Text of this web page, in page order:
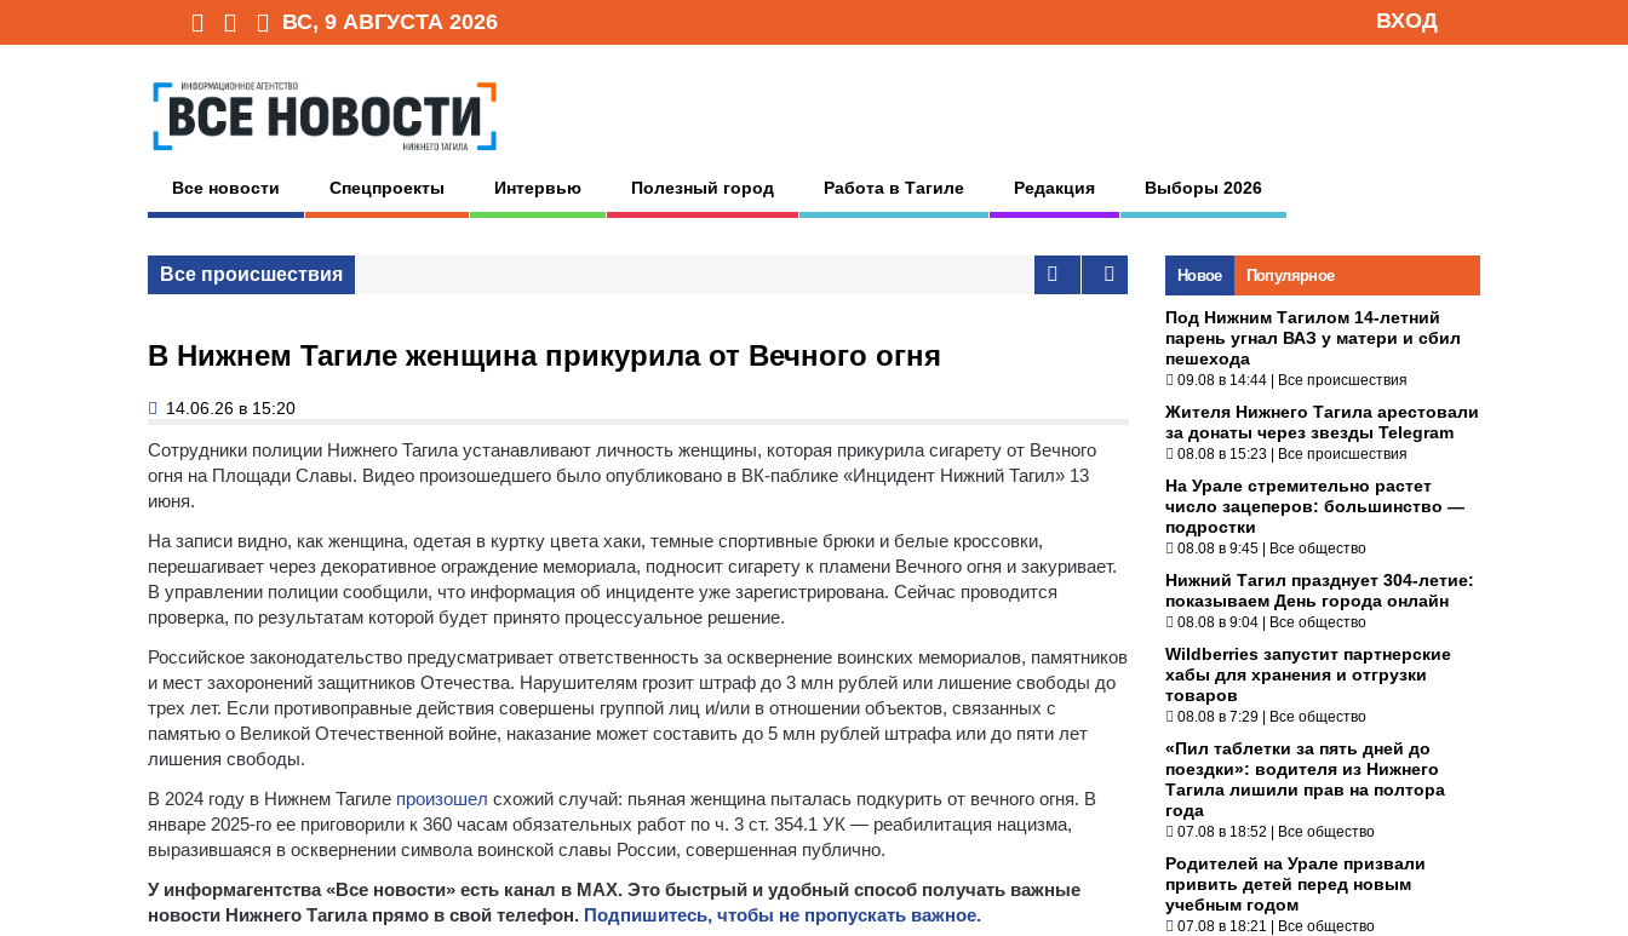
ВС, 9 АВГУСТА 2026 ВХОД
Все новости Спецпроекты Интервью Полезный город Работа в Тагиле Редакция Выборы 2026
Все происшествия
В Нижнем Тагиле женщина прикурила от Вечного огня
14.06.26 в 15:20
Сотрудники полиции Нижнего Тагила устанавливают личность женщины, которая прикурила сигарету от Вечного
огня на Площади Славы. Видео произошедшего было опубликовано в ВК-паблике «Инцидент Нижний Тагил» 13
июня.
На записи видно, как женщина, одетая в куртку цвета хаки, темные спортивные брюки и белые кроссовки,
перешагивает через декоративное ограждение мемориала, подносит сигарету к пламени Вечного огня и закуривает.
В управлении полиции сообщили, что информация об инциденте уже зарегистрирована. Сейчас проводится
проверка, по результатам которой будет принято процессуальное решение.
Российское законодательство предусматривает ответственность за осквернение воинских мемориалов, памятников
и мест захоронений защитников Отечества. Нарушителям грозит штраф до 3 млн рублей или лишение свободы до
трех лет. Если противоправные действия совершены группой лиц и/или в отношении объектов, связанных с
памятью о Великой Отечественной войне, наказание может составить до 5 млн рублей штрафа или до пяти лет
лишения свободы.
В 2024 году в Нижнем Тагиле произошел схожий случай: пьяная женщина пыталась подкурить от вечного огня. В
январе 2025-го ее приговорили к 360 часам обязательных работ по ч. 3 ст. 354.1 УК — реабилитация нацизма,
выразившаяся в осквернении символа воинской славы России, совершенная публично.
У информагентства «Все новости» есть канал в MAX. Это быстрый и удобный способ получать важные
новости Нижнего Тагила прямо в свой телефон. Подпишитесь, чтобы не пропускать важное.
Новое Популярное
Под Нижним Тагилом 14-летний
парень угнал ВАЗ у матери и сбил
пешехода
09.08 в 14:44 | Все происшествия
Жителя Нижнего Тагила арестовали
за донаты через звезды Telegram
08.08 в 15:23 | Все происшествия
На Урале стремительно растет
число зацеперов: большинство —
подростки
08.08 в 9:45 | Все общество
Нижний Тагил празднует 304-летие:
показываем День города онлайн
08.08 в 9:04 | Все общество
Wildberries запустит партнерские
хабы для хранения и отгрузки
товаров
08.08 в 7:29 | Все общество
«Пил таблетки за пять дней до
поездки»: водителя из Нижнего
Тагила лишили прав на полтора
года
07.08 в 18:52 | Все общество
Родителей на Урале призвали
привить детей перед новым
учебным годом
07.08 в 18:21 | Все общество